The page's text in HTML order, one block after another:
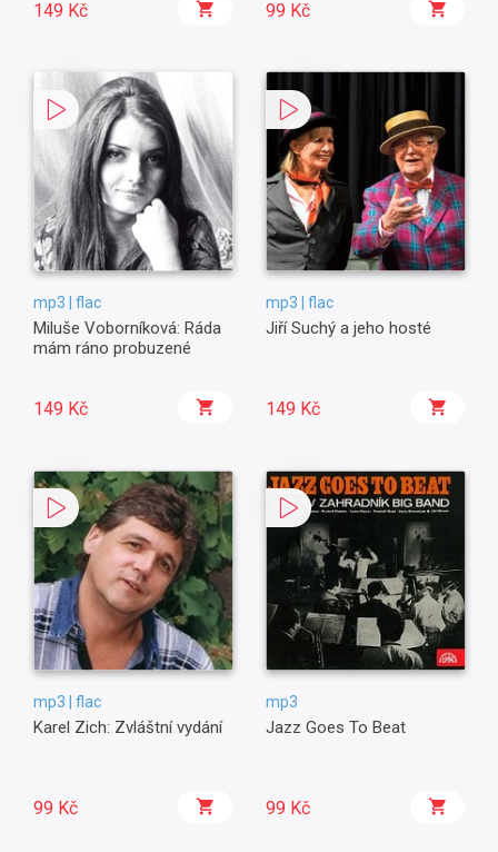
149 Kč 99 Kč
mp3 | flac
Miluše Voborníková: Ráda
mám ráno probuzené
149 Kč
mp3 | flac
Jiří Suchý a jeho hosté
149 Kč
mp3 | flac
Karel Zich: Zvláštní vydání
99 Kč
mp3
Jazz Goes To Beat
99 Kč